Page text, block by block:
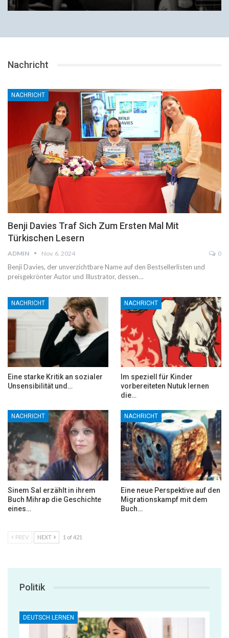
Nachricht
NACHRICHT
Benji Davies Traf Sich Zum Ersten Mal Mit
Türkischen Lesern
ADMIN Nov. 6, 2024 0
Benji Davies, der unverzichtbare Name auf den Bestsellerlisten und
preisgekrönter Autor und Illustrator, dessen…
NACHRICHT
Eine starke Kritik an sozialer
Unsensibilität und…
NACHRICHT
Im speziell für Kinder
vorbereiteten Nutuk lernen
die…
NACHRICHT
Sinem Sal erzählt in ihrem
Buch Mihrap die Geschichte
eines…
NACHRICHT
Eine neue Perspektive auf den
Migrationskampf mit dem
Buch…
PREV NEXT 1 of 421
Politik
DEUTSCH LERNEN